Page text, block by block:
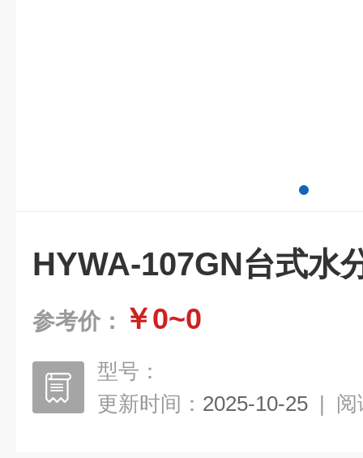
HYWA-107GN台式水
参考价： ￥0~0
型号：
更新时间： 2025-10-25 | 阅